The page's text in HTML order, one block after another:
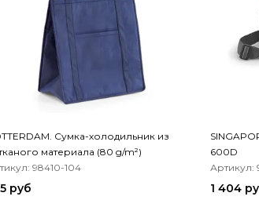
Сумка-холодильник из
материала (80 g/m²)
98410-104
руб
600D
Артикул:
1 404